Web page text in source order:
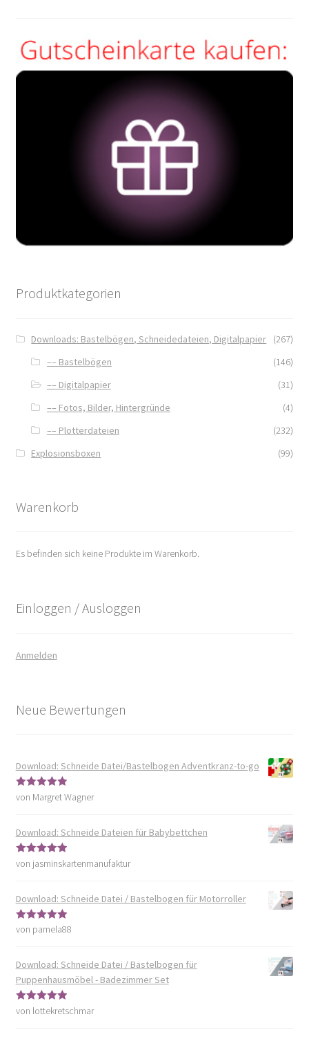
Produktkategorien
Downloads: Bastelbögen, Schneidedateien, Digitalpapier
(267)
–– Bastelbögen
(146)
–– Digitalpapier
(31)
–– Fotos, Bilder, Hintergründe
(4)
–– Plotterdateien
(232)
Explosionsboxen
(99)
Warenkorb
Es befinden sich keine Produkte im Warenkorb.
Einloggen / Ausloggen
Anmelden
Neue Bewertungen
Download: Schneide Datei/Bastelbogen Adventkranz-to-go
Bewertet mit
von Margret Wagner
Download: Schneide Dateien für Babybettchen
Bewertet mit
von jasminskartenmanufaktur
Download: Schneide Datei / Bastelbogen für Motorroller
Bewertet mit
von pamela88
Download: Schneide Datei / Bastelbogen für
Puppenhausmöbel - Badezimmer Set
Bewertet mit
von lottekretschmar